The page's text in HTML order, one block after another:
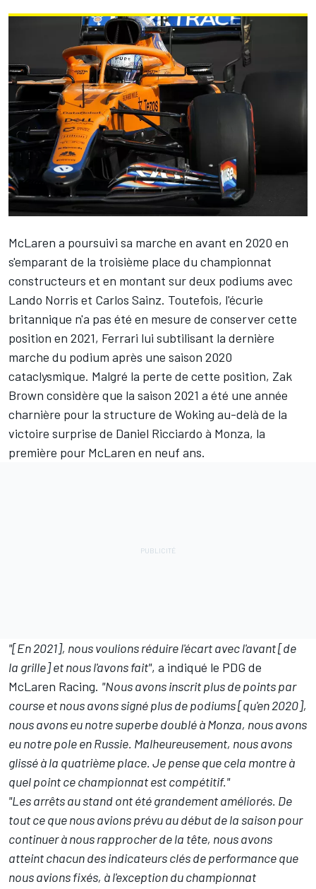
McLaren a poursuivi sa marche en avant en 2020 en
s'emparant de la troisième place du championnat
constructeurs et en montant sur deux podiums avec
Lando Norris et Carlos Sainz. Toutefois, l'écurie
britannique n'a pas été en mesure de conserver cette
position en 2021, Ferrari lui subtilisant la dernière
marche du podium après une saison 2020
cataclysmique. Malgré la perte de cette position, Zak
Brown considère que la saison 2021 a été une année
charnière pour la structure de Woking au-delà de la
victoire surprise de Daniel Ricciardo à Monza, la
première pour McLaren en neuf ans.
"[En 2021], nous voulions réduire l'écart avec l'avant [de
la grille] et nous l'avons fait", a indiqué le PDG de
McLaren Racing. "Nous avons inscrit plus de points par
course et nous avons signé plus de podiums [qu'en 2020],
nous avons eu notre superbe doublé à Monza, nous avons
eu notre pole en Russie. Malheureusement, nous avons
glissé à la quatrième place. Je pense que cela montre à
quel point ce championnat est compétitif."
"Les arrêts au stand ont été grandement améliorés. De
tout ce que nous avions prévu au début de la saison pour
continuer à nous rapprocher de la tête, nous avons
atteint chacun des indicateurs clés de performance que
nous avions fixés, à l'exception du championnat